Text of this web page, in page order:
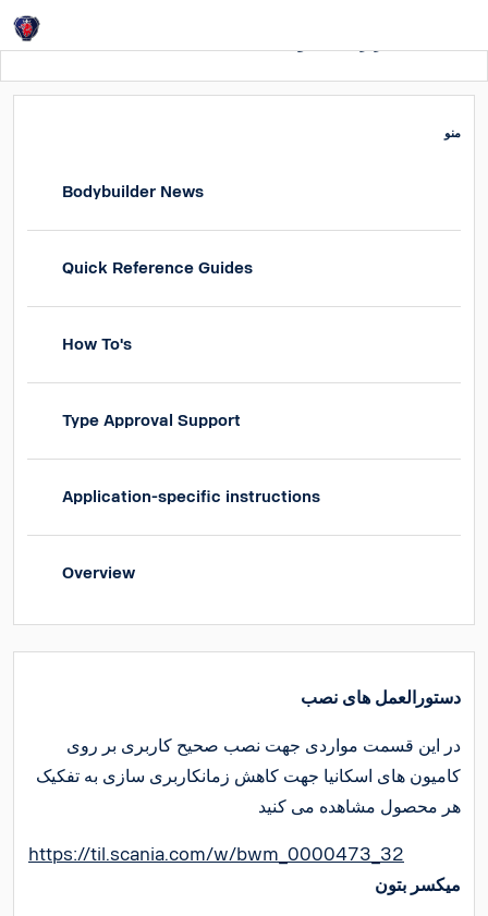
منو
Bodybuilder News
Quick Reference Guides
How To's
Type Approval Support
Application-specific instructions
Overview
دستورالعمل های نصب
در این قسمت مواردی جهت نصب صحیح کاربری بر روی
کامیون های اسکانیا جهت کاهش زمانکاربری سازی به تفکیک
هر محصول مشاهده می کنید
https://til.scania.com/w/bwm_0000473_32
میکسر بتون